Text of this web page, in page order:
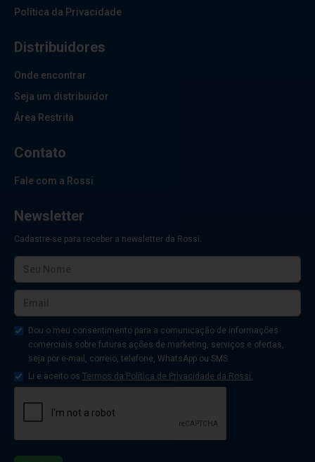
Política da Privacidade
Distribuidores
Onde encontrar
Seja um distribuidor
Área Restrita
Contato
Fale com a Rossi
Newsletter
Cadastre-se para receber a newsletter da Rossi.
Dou o meu consentimento para a comunicação de informações
comerciais sobre futuras ações de marketing, serviços e ofertas,
seja por e-mail, correio, telefone, WhatsApp ou SMS.
Li e aceito os Termos da Política de Privacidade da Rossi.